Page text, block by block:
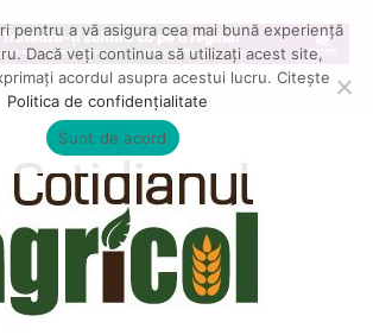
pentru a vă asigura cea mai bună experiență
Dacă veți continua să utilizați acest site,
acordul asupra acestui lucru. Citește
Politica de confidențialitate
Sunt de acord